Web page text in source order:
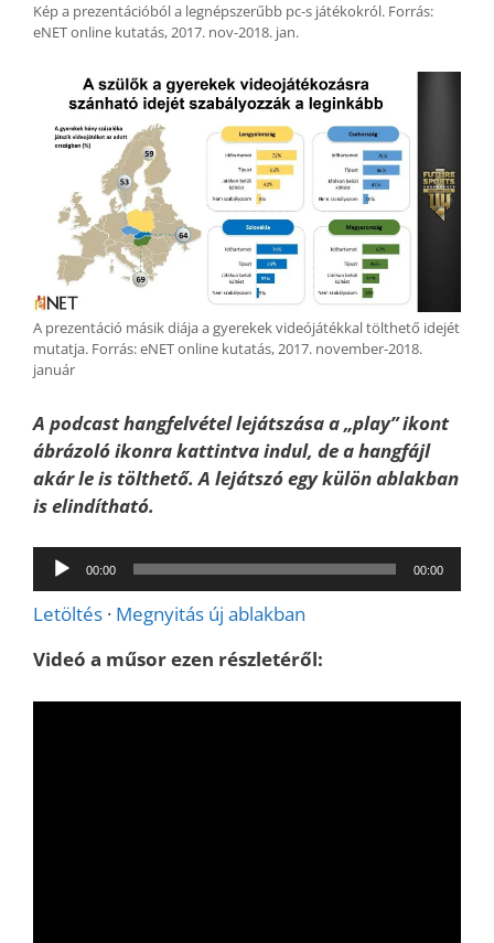
Kép a prezentációból a legnépszerűbb pc-s játékokról. Forrás:
eNET online kutatás, 2017. nov-2018. jan.
A prezentáció másik diája a gyerekek videójátékkal tölthető idejét
mutatja. Forrás: eNET online kutatás, 2017. november-2018.
január
A podcast hangfelvétel lejátszása a „play” ikont
ábrázoló ikonra kattintva indul, de a hangfájl
akár le is tölthető. A lejátszó egy külön ablakban
is elindítható.
Audió
lejátszó
00:00 00:00
Letöltés · Megnyitás új ablakban
Videó a műsor ezen részletéről: